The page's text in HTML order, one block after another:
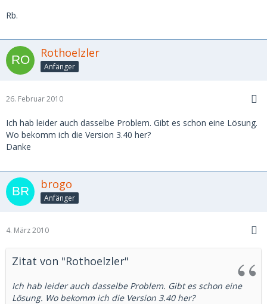
Rb.
Rothoelzler
Anfänger
26. Februar 2010
Ich hab leider auch dasselbe Problem. Gibt es schon eine Lösung.
Wo bekomm ich die Version 3.40 her?
Danke
brogo
Anfänger
4. März 2010
Zitat von "Rothoelzler"
Ich hab leider auch dasselbe Problem. Gibt es schon eine
Lösung. Wo bekomm ich die Version 3.40 her?